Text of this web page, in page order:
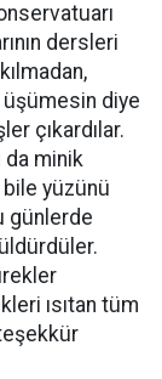
dersleri
üşümesin diye
çıkardılar.
da minik
yüzünü
günlerde
ısıtan tüm